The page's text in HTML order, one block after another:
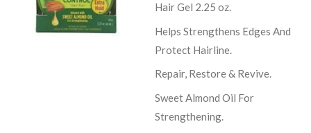
Hair Gel 2.25 oz.
Helps Strengthens Edges And
Protect Hairline.
Repair, Restore & Revive.
Sweet Almond Oil For
Strengthening.